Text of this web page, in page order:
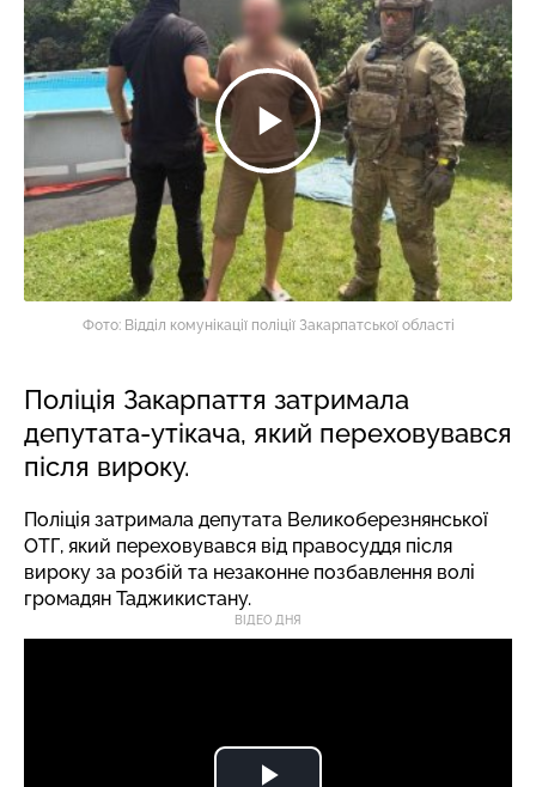
Фото: Відділ комунікації поліції Закарпатської області
Поліція Закарпаття затримала
депутата-утікача, який переховувався
після вироку.
Поліція затримала депутата Великоберезнянської
ОТГ, який переховувався від правосуддя після
вироку за розбій та незаконне позбавлення волі
громадян Таджикистану.
ВІДЕО ДНЯ